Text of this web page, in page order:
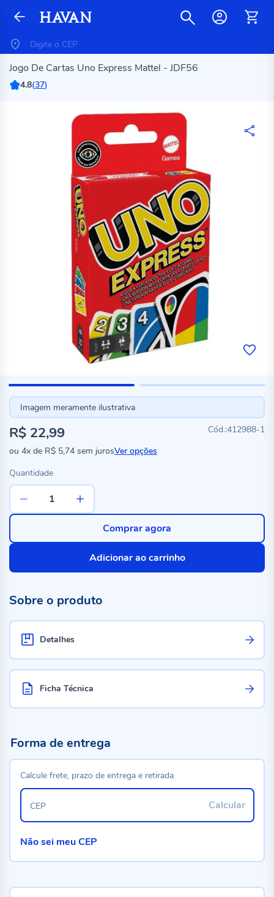
Jogo De Cartas Uno Express Mattel - JDF56
4.8(37)
Imagem meramente ilustrativa
412988-1
R$ 22,99
ou 4x de R$ 5,74 sem jurosVer opções
Quantidade
Adicionar ao carrinho
Comprar agora
Sobre o produto
Detalhes
Ficha Técnica
Forma de entrega
Calcule frete, prazo de entrega e retirada
Calcular
CEP
Não sei meu CEP